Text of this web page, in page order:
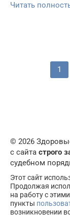
Читать
1
© 2026
с сайта строго
судебном
Этот сайт
Продолжая
на работу с
пункты
возникновении